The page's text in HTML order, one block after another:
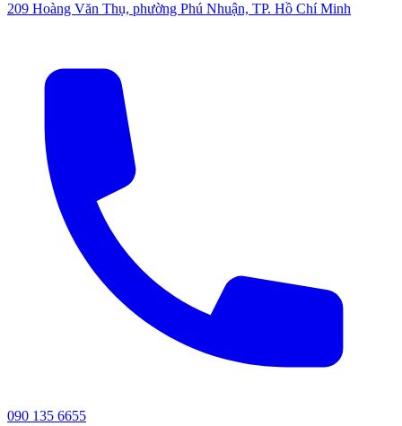
209 Hoàng Văn Thụ, phường Phú Nhuận, TP. Hồ Chí Minh
090 135 6655